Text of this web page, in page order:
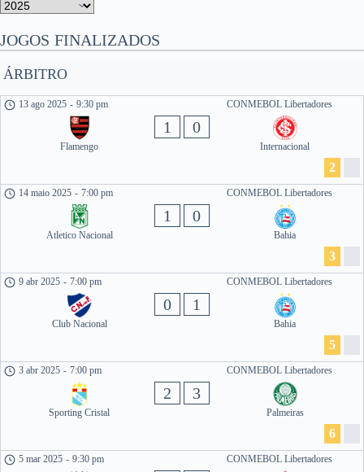
JOGOS FINALIZADOS
ÁRBITRO
CONMEBOL Libertadores
13 ago 2025 - 9:30 pm
Flamengo
1 0
Internacional
2
CONMEBOL Libertadores
14 maio 2025 - 7:00 pm
Atletico Nacional
1 0
Bahia
3
CONMEBOL Libertadores
9 abr 2025 - 7:00 pm
Club Nacional
0 1
Bahia
5
CONMEBOL Libertadores
3 abr 2025 - 7:00 pm
Sporting Cristal
2 3
Palmeiras
6
CONMEBOL Libertadores
5 mar 2025 - 9:30 pm